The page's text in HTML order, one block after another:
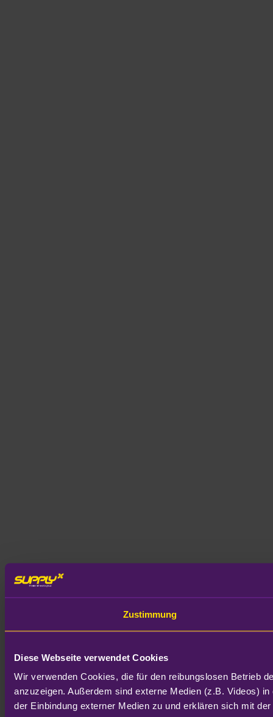
Zustimmung
Diese Webseite verwendet Cookies
Wir verwenden Cookies, die für den reibungslosen Betrieb
anzuzeigen. Außerdem sind externe Medien (z.B. Videos)
der Einbindung externer Medien zu und erklären sich mit